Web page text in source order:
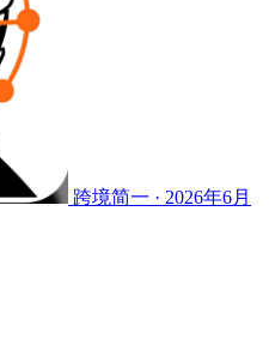
跨境简一 · 2026年6月